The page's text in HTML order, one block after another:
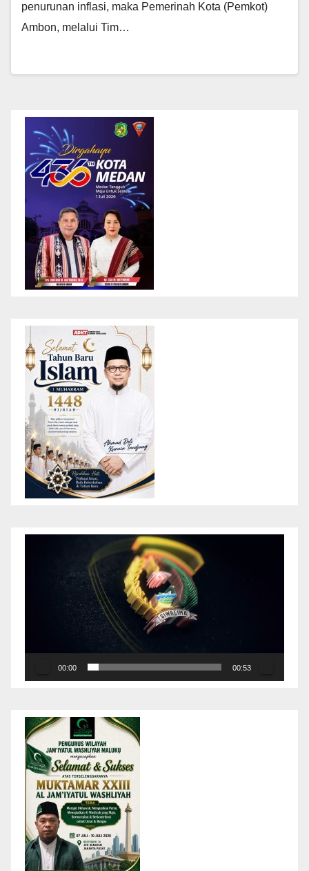
penurunan inflasi, maka Pemerinah Kota (Pemkot)
Ambon, melalui Tim…
00:00 00:53